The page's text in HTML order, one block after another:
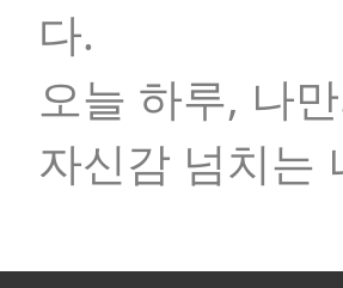
다.
오늘 하루, 나
자신감 넘치는